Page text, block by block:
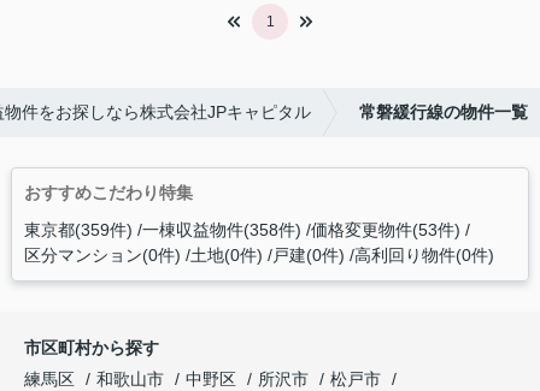
1
件をお探しなら株式会社JPキャピタル 常磐緩行線の物件一覧
おすすめこだわり特集
東京都(359件) 一棟収益物件(358件) 価格変更物件(53件)
区分マンション(0件) 土地(0件) 戸建(0件) 高利回り物件(0件)
市区町村から探す
練馬区
和歌山市 中野区 所沢市
松戸市